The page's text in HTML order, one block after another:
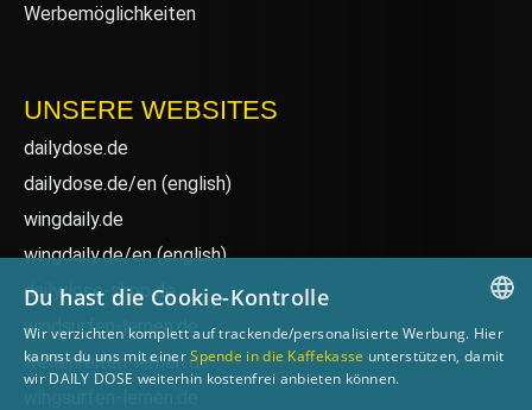
Werbemöglichkeiten
UNSERE WEBSITES
dailydose.de
dailydose.de/en (english)
wingdaily.de
wingdaily.de/en(english)
dailydose-shop.de
windsurfen-lernen.de
wellenreiten-lernen.de
GERMAN
Du hast die Cookie-Kontrolle
Wir verzichten komplett auf trackende/personalisierte Werbung. Hier
kannst du uns mit einerSpende in die Kaffekasse unterstützen, damit
wir DAILY DOSE weiterhin kostenfrei anbieten können.